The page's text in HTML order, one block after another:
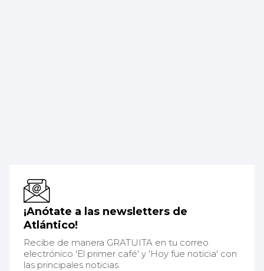
¡Anótate a las newsletters de
Atlántico!
Recibe de manera GRATUITA en tu correo
electrónico 'El primer café' y 'Hoy fue noticia' con
las principales noticias.